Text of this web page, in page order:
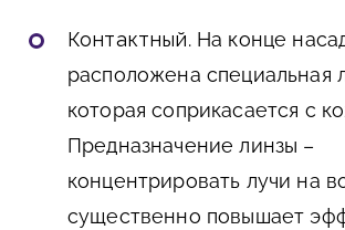
Контактный. На конце
расположена специальная
которая соприкасается с
Предназначение линзы –
концентрировать лучи на
существенно повышает